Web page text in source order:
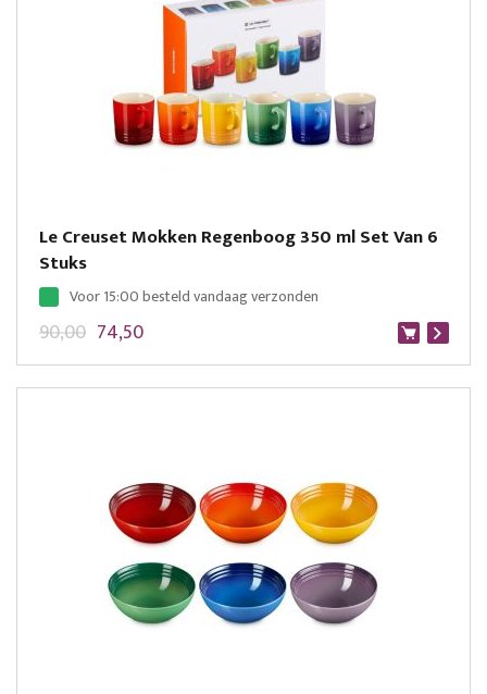
Le Creuset Mokken Regenboog 350 ml Set Van 6
Stuks
Voor 15:00 besteld vandaag verzonden
74,50
90,00